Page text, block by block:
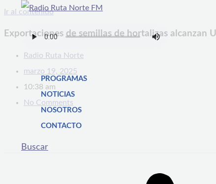
Ir al contenido
PROGRAMAS
NOTICIAS
NOSOTROS
CONTACTO
Buscar
Exportaciones de semillas de hortalizas alcanzan
Radio Ruta Norte
marzo 19, 2025
10:38 am
No Comments